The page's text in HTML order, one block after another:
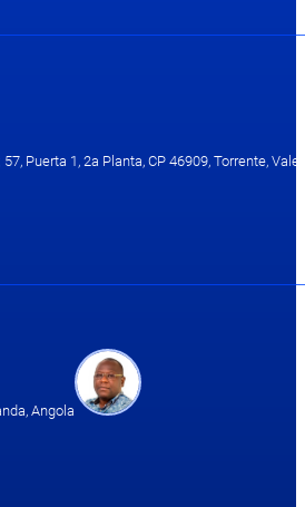
Puerta 1, 2a Planta, CP 46909, Torrente,
Angola